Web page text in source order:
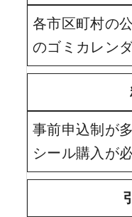
各市区町村の
のゴミカレン
事前申込制が
シール購入が